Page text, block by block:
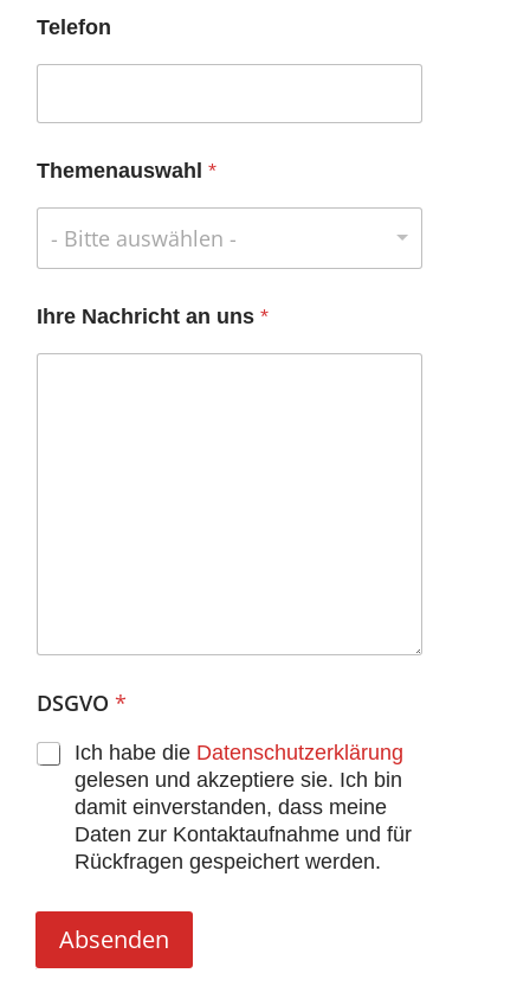
Telefon
Themenauswahl *
- Bitte auswählen -
Ihre Nachricht an uns *
DSGVO *
Ich habe die Datenschutzerklärung
gelesen und akzeptiere sie. Ich bin
damit einverstanden, dass meine
Daten zur Kontaktaufnahme und für
Rückfragen gespeichert werden.
Absenden